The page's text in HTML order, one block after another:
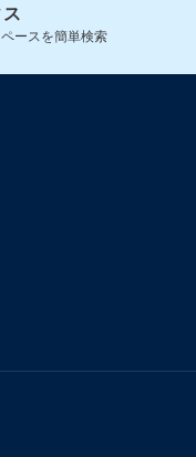
ースを簡単検索